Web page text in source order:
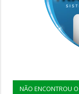
NÃO ENCONTROU